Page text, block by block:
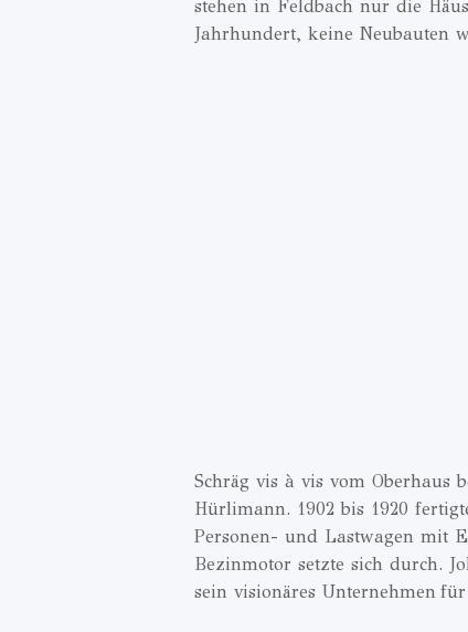
stehen in Feldbach nur die
Jahrhundert, keine Neubauten
Schräg vis à vis vom Oberhaus
Hürlimann. 1902 bis 1920
Personen- und Lastwagen mit
Bezinmotor setzte sich durch.
sein visionäres Unternehmen